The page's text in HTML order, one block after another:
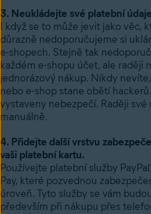
3. Neukládejte své platební
I když se to může jevit jako věc,
důrazně nedoporučujeme si
e-shopech. Stejně tak
každém e-shopu účet, ale raději
jednorázový nákup. Nikdy
nebo e-shop stane obětí
vystaveny nebezpečí. Raději
manuálně.
4. Přidejte další vrstvu
vaši platební kartu.
Používejte platební služby
Pay, které pozvednou
úroveň. Tyto služby se vám
především při nákupu přes